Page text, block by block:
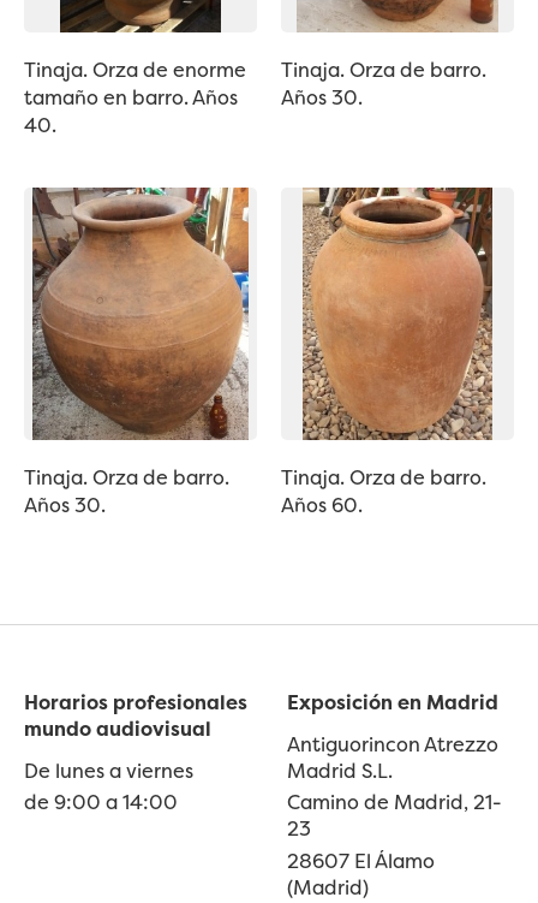
Tinaja. Orza de enorme
tamaño en barro. Años
40.
Tinaja. Orza de barro.
Años 30.
Tinaja. Orza de barro.
Años 30.
Tinaja. Orza de barro.
Años 60.
Horarios profesionales
mundo audiovisual
De lunes a viernes
de 9:00 a 14:00
Exposición en Madrid
Antiguorincon Atrezzo
Madrid S.L.
Camino de Madrid, 21-
23
28607 El Álamo
(Madrid)